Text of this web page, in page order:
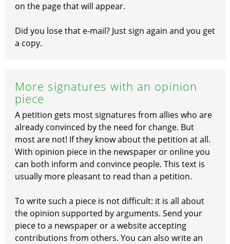
on the page that will appear.
Did you lose that e-mail? Just sign again and you get
a copy.
More signatures with an opinion
piece
A petition gets most signatures from allies who are
already convinced by the need for change. But
most are not! If they know about the petition at all.
With opinion piece in the newspaper or online you
can both inform and convince people. This text is
usually more pleasant to read than a petition.
To write such a piece is not difficult: it is all about
the opinion supported by arguments. Send your
piece to a newspaper or a website accepting
contributions from others. You can also write an